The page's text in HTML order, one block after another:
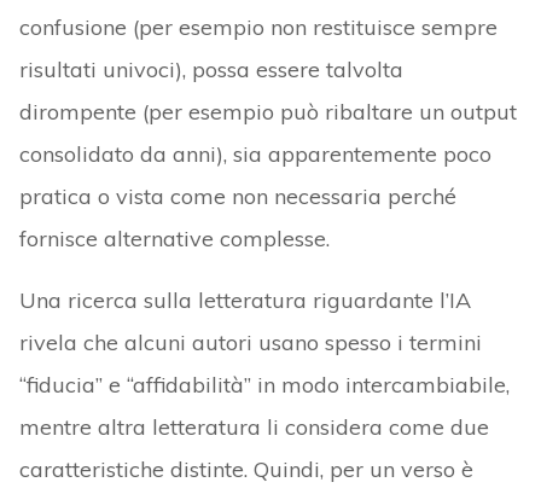
confusione (per esempio non restituisce sempre
risultati univoci), possa essere talvolta
dirompente (per esempio può ribaltare un output
consolidato da anni), sia apparentemente poco
pratica o vista come non necessaria perché
fornisce alternative complesse.
Una ricerca sulla letteratura riguardante l’IA
rivela che alcuni autori usano spesso i termini
“fiducia” e “affidabilità” in modo intercambiabile,
mentre altra letteratura li considera come due
caratteristiche distinte. Quindi, per un verso è